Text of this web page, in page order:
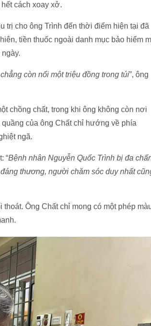
cách xoay xở.
trị cho ông Trình đến thời điểm hiện tại đã
tiền thuốc ngoài danh mục bảo hiểm
còn nổi một triệu đồng trong túi”, ông
chồng chất, trong khi ông không còn nơi
của ông Chất chỉ hướng về phía
ngã.
“Bệnh nhân Nguyễn Quốc Trình bị đa
thương, người chăm sóc duy nhất
Ông Chất chỉ mong có một phép